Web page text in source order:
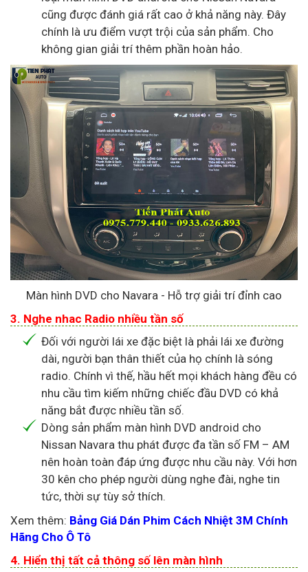
cũng được đánh giá rất cao ở khả năng này. Đây
chính là ưu điểm vượt trội của sản phẩm. Cho
không gian giải trí thêm phần hoàn hảo.
Màn hình DVD cho Navara - Hỗ trợ giải trí đỉnh cao
3. Nghe nhac Radio nhiều tần số
Đối với người lái xe đặc biệt là phải lái xe đường
dài, người bạn thân thiết của họ chính là sóng
radio. Chính vì thế, hầu hết mọi khách hàng đều có
nhu cầu tìm kiếm những chiếc đầu DVD có khả
năng bắt được nhiều tần số.
Dòng sản phẩm màn hình DVD android cho
Nissan Navara thu phát được đa tần số FM – AM
nên hoàn toàn đáp ứng được nhu cầu này. Với hơn
30 kên cho phép người dùng nghe đài, nghe tin
tức, thời sự tùy sở thích.
Xem thêm: Bảng Giá Dán Phim Cách Nhiệt 3M Chính
Hãng Cho Ô Tô
4. Hiển thị tất cả thông số lên màn hình